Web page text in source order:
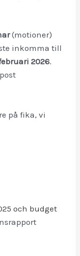
(motioner)
inkomma till
2026.
på fika, vi
och budget